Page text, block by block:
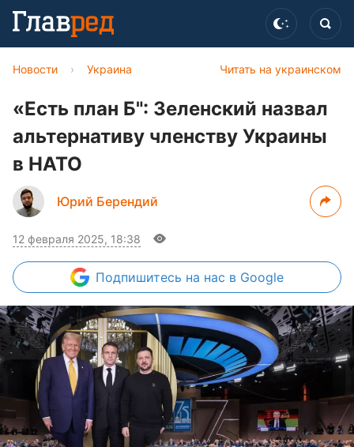
Читать на украинском
Новости › Украина
«Есть план Б": Зеленский назвал
альтернативу членству Украины
в НАТО
Юрий Берендий
12 февраля 2025, 18:38
Подпишитесь на нас в Google